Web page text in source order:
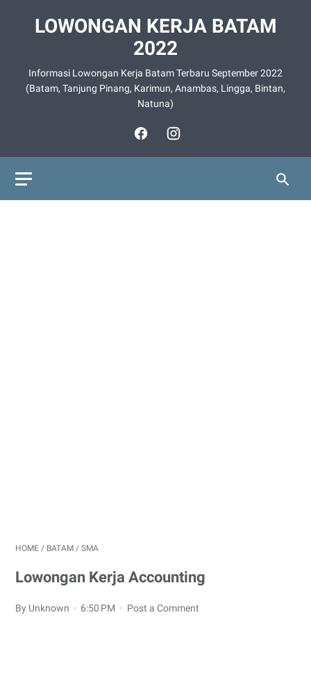
LOWONGAN KERJA BATAM
2022
Informasi Lowongan Kerja Batam Terbaru September 2022
(Batam, Tanjung Pinang, Karimun, Anambas, Lingga, Bintan,
Natuna)
HOME / BATAM / SMA
Lowongan Kerja Accounting
By Unknown 6:50 PM Post a Comment